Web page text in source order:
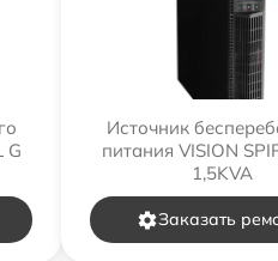
G
Источник
питания VISION
1,5KVA
Заказать